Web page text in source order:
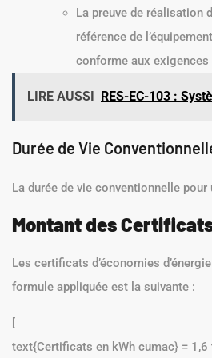
La preuve de réalisation
référence de
conforme aux
LIRE AUSSI RES-EC-103 :
Durée de Vie
La durée de vie conventionnelle
Montant des Certificats
Les certificats d’économies
formule appliquée est la suivante :
[
text{Certificats en kWh cumac} = 1,6